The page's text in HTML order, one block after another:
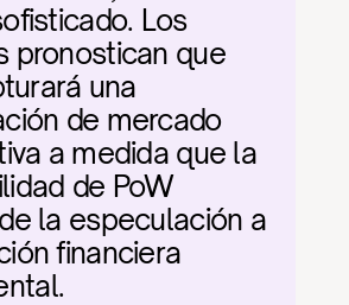
Los
pronostican que
una
de mercado
a medida que la
de PoW
la especulación a
financiera